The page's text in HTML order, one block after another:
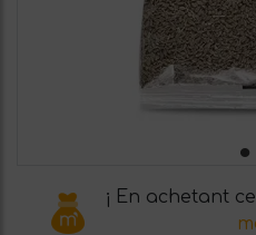
¡ En achetant